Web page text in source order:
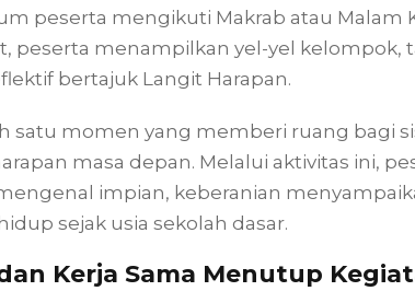
peserta mengikuti Makrab atau Malam
peserta menampilkan yel-yel kelompok,
bertajuk Langit Harapan.
satu momen yang memberi ruang bagi
masa depan. Melalui aktivitas ini,
impian, keberanian
sejak usia sekolah dasar.
Kerja Sama Menutup